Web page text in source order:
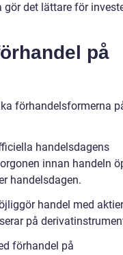
det lättare för
på
förhandelsformerna
handelsdagens
innan handeln
handelsdagen.
handel med
på
förhandel på